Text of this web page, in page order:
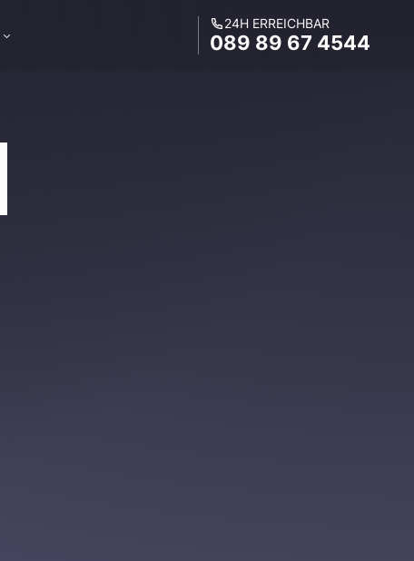
24H ERREICHBAR
089 89 67 4544